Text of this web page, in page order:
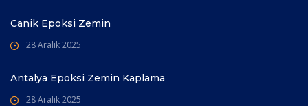
Canik Epoksi Zemin
28 Aralık 2025
Antalya Epoksi Zemin Kaplama
28 Aralık 2025